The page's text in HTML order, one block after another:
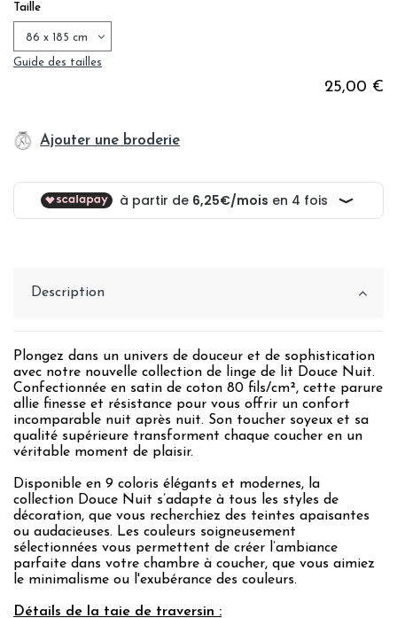
Taille
Guide des tailles
25,00 €
Ajouter une broderie
Description
Plongez dans un univers de douceur et de sophistication
avec notre nouvelle collection de linge de lit Douce Nuit.
Confectionnée en satin de coton 80 fils/cm², cette parure
allie finesse et résistance pour vous offrir un confort
incomparable nuit après nuit. Son toucher soyeux et sa
qualité supérieure transforment chaque coucher en un
véritable moment de plaisir.
Disponible en 9 coloris élégants et modernes, la
collection Douce Nuit s’adapte à tous les styles de
décoration, que vous recherchiez des teintes apaisantes
ou audacieuses. Les couleurs soigneusement
sélectionnées vous permettent de créer l’ambiance
parfaite dans votre chambre à coucher, que vous aimiez
le minimalisme ou l'exubérance des couleurs.
Détails de la taie de traversin :